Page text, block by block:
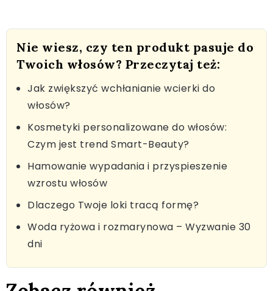
Nie wiesz, czy ten produkt pasuje do
Twoich włosów? Przeczytaj też:
Jak zwiększyć wchłanianie wcierki do
włosów?
Kosmetyki personalizowane do włosów:
Czym jest trend Smart-Beauty?
Hamowanie wypadania i przyspieszenie
wzrostu włosów
Dlaczego Twoje loki tracą formę?
Woda ryżowa i rozmarynowa – Wyzwanie 30
dni